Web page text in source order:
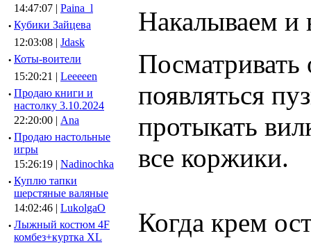
14:47:07 | Paina_l
· Кубики Зайцева
12:03:08 | Jdask
· Коты-воители
15:20:21 | Leeeeen
· Продаю книги и
настолку 3.10.2024
22:20:00 | Ana
· Продаю настольные
игры
15:26:19 | Nadinochka
· Куплю тапки
шерстяные валяные
14:02:46 | LukolgaO
· Лыжный костюм 4F
комбез+куртка XL
Накалываем и
Посматривать
появляться
протыкать
все коржики.
Когда крем